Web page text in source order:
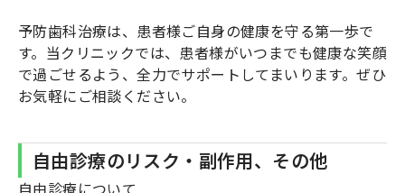
予防歯科治療は、患者様ご自身の健康を守る第一歩で
す。当クリニックでは、患者様がいつまでも健康な笑顔
で過ごせるよう、全力でサポートしてまいります。ぜひ
お気軽にご相談ください。
自由診療のリスク・副作用、その他